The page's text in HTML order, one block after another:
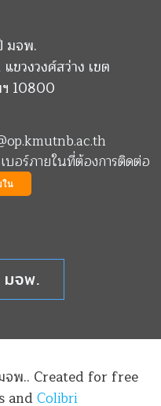
มจพ.
ขวงวงศ์สว่าง เขต
10800
อร์ภายในที่ต้องการติดต่อ
ใน
จพ.
จพ.. Created for free
and Colibri